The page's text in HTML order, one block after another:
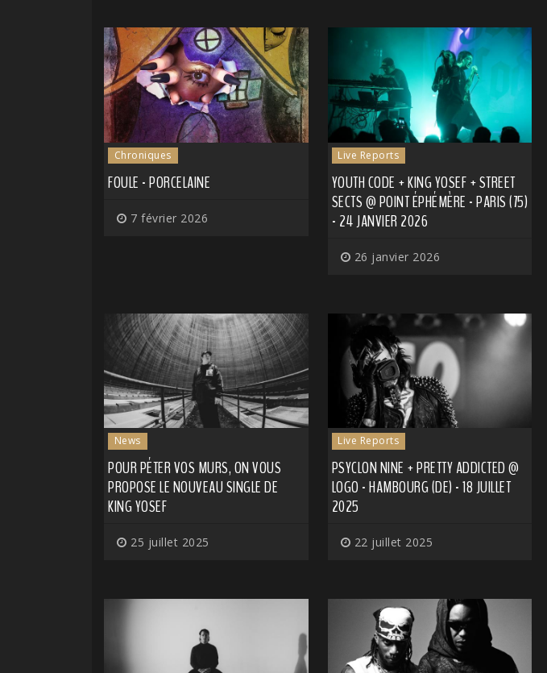
Chroniques
FOULE - PORCELAINE
7 février 2026
Live Reports
YOUTH CODE + KING YOSEF + STREET
SECTS @ POINT ÉPHÉMÈRE - PARIS (75)
- 24 JANVIER 2026
26 janvier 2026
News
POUR PÉTER VOS MURS, ON VOUS
PROPOSE LE NOUVEAU SINGLE DE
KING YOSEF
25 juillet 2025
Live Reports
PSYCLON NINE + PRETTY ADDICTED @
LOGO - HAMBOURG (DE) - 18 JUILLET
2025
22 juillet 2025